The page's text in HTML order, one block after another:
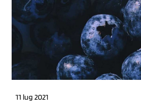
11 lug 2021